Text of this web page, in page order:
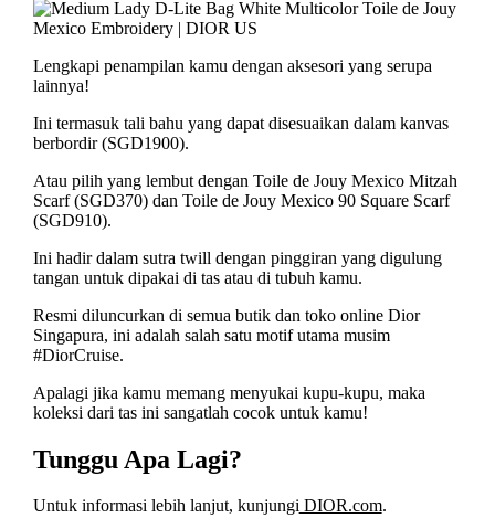
Lengkapi penampilan kamu dengan aksesori yang serupa
lainnya!
Ini termasuk tali bahu yang dapat disesuaikan dalam kanvas
berbordir (SGD1900).
Atau pilih yang lembut dengan Toile de Jouy Mexico Mitzah
Scarf (SGD370) dan Toile de Jouy Mexico 90 Square Scarf
(SGD910).
Ini hadir dalam sutra twill dengan pinggiran yang digulung
tangan untuk dipakai di tas atau di tubuh kamu.
Resmi diluncurkan di semua butik dan toko online Dior
Singapura, ini adalah salah satu motif utama musim
#DiorCruise.
Apalagi jika kamu memang menyukai kupu-kupu, maka
koleksi dari tas ini sangatlah cocok untuk kamu!
Tunggu Apa Lagi?
Untuk informasi lebih lanjut, kunjungiDIOR.com.